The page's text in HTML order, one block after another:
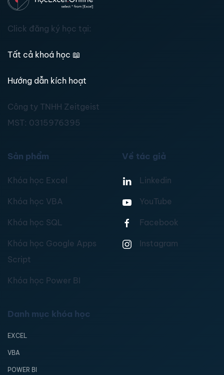
Click đăng ký học tại:
Tất cả khoá học 📖
Hướng dẫn kích hoạt
Công ty TNHH Zeitgeist
MST: 0315976395
Sản phẩm
Khóa học Excel
Khóa học VBA
Khóa học SQL
Khóa học Google Apps
Script
Khóa học Power BI
Về tác giả
Linkedin
YouTube
Facebook
Instagram
Danh mục khóa học
EXCEL
VBA
POWER BI